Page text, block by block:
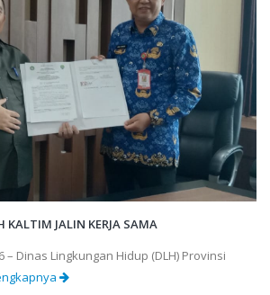
KALTIM JALIN KERJA SAMA
– Dinas Lingkungan Hidup (DLH) Provinsi